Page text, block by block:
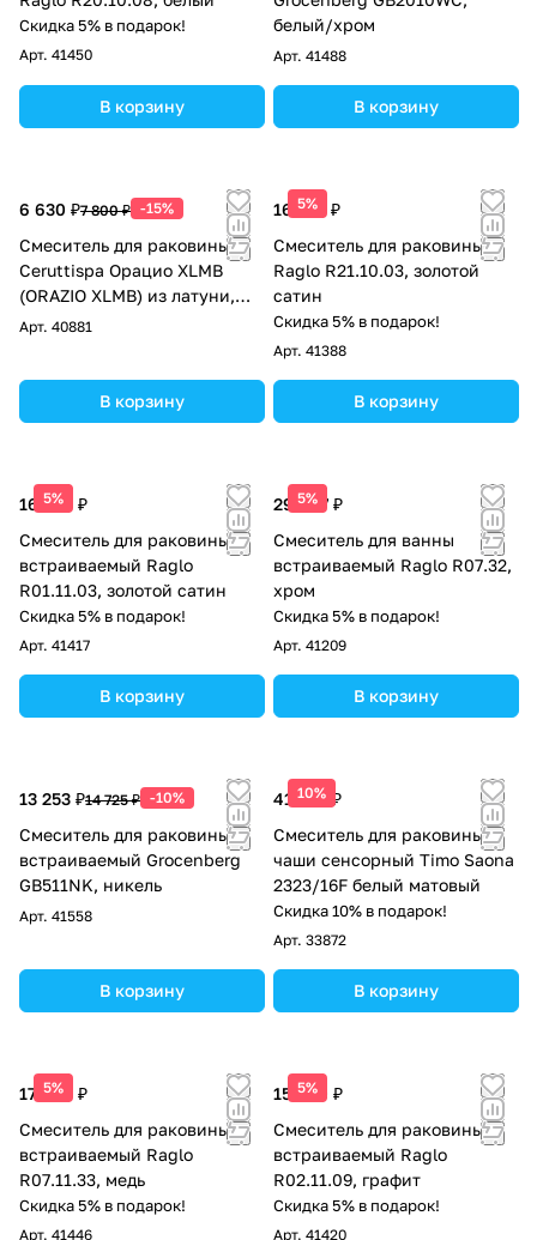
Скидка 5% в подарок!
Арт. 41450
В корзину
белый/хром
Арт. 41488
В корзину
6 630 ₽7 800 ₽ -15%
Смеситель для раковины
Ceruttispa Орацио XLMB
(ORAZIO XLMB) из латуни,
цвет черный матовый
Арт. 40881
В корзину
5%
16 192 ₽
Смеситель для раковины
Raglo R21.10.03, золотой
сатин
Скидка 5% в подарок!
Арт. 41388
В корзину
5%
16 166 ₽
Смеситель для раковины
встраиваемый Raglo
R01.11.03, золотой сатин
Скидка 5% в подарок!
Арт. 41417
В корзину
5%
29 607 ₽
Смеситель для ванны
встраиваемый Raglo R07.32,
хром
Скидка 5% в подарок!
Арт. 41209
В корзину
13 253 ₽14 725 ₽ -10%
Смеситель для раковины
встраиваемый Grocenberg
GB511NK, никель
Арт. 41558
В корзину
10%
41 979 ₽
Смеситель для раковины-
чаши сенсорный Timo Saona
2323/16F белый матовый
Скидка 10% в подарок!
Арт. 33872
В корзину
5%
17 094 ₽
Смеситель для раковины
встраиваемый Raglo
R07.11.33, медь
Скидка 5% в подарок!
Арт. 41446
5%
15 960 ₽
Смеситель для раковины
встраиваемый Raglo
R02.11.09, графит
Скидка 5% в подарок!
Арт. 41420